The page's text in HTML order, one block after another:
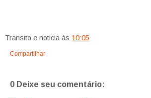
Transito e noticia às 10:05
Compartilhar
0 Deixe seu comentário: